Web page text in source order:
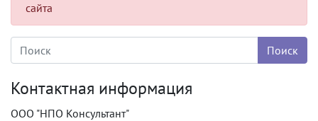
сайта
Контактная информация
ООО "НПО Консультант"